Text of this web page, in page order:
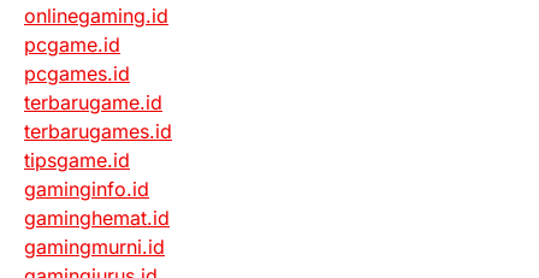
onlinegaming.id
pcgame.id
pcgames.id
terbarugame.id
terbarugames.id
tipsgame.id
gaminginfo.id
gaminghemat.id
gamingmurni.id